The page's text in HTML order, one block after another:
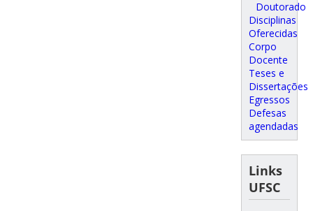
Doutorado
Disciplinas
Oferecidas
Corpo
Docente
Teses e
Dissertações
Egressos
Defesas
agendadas
Links
UFSC